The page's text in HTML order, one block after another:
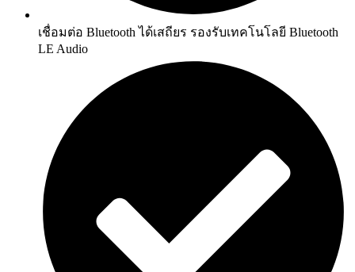
เชื่อมต่อ Bluetooth ได้เสถียร รองรับเทคโนโลยี Bluetooth
LE Audio